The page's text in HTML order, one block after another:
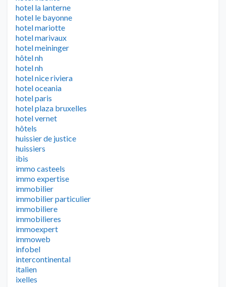
hotel la lanterne
hotel le bayonne
hotel mariotte
hotel marivaux
hotel meininger
hôtel nh
hotel nh
hotel nice riviera
hotel oceania
hotel paris
hotel plaza bruxelles
hotel vernet
hôtels
huissier de justice
huissiers
ibis
immo casteels
immo expertise
immobilier
immobilier particulier
immobiliere
immobilieres
immoexpert
immoweb
infobel
intercontinental
italien
ixelles